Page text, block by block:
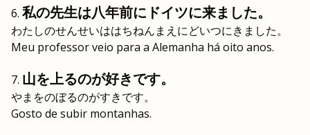
私の先生は八年前にドイツに来ました。
わたしのせんせいははちねんまえにどいつにきました。
Meu professor veio para a Alemanha há oito anos.
山を上るのが好きです。
やまをのぼるのがすきです。
Gosto de subir montanhas.